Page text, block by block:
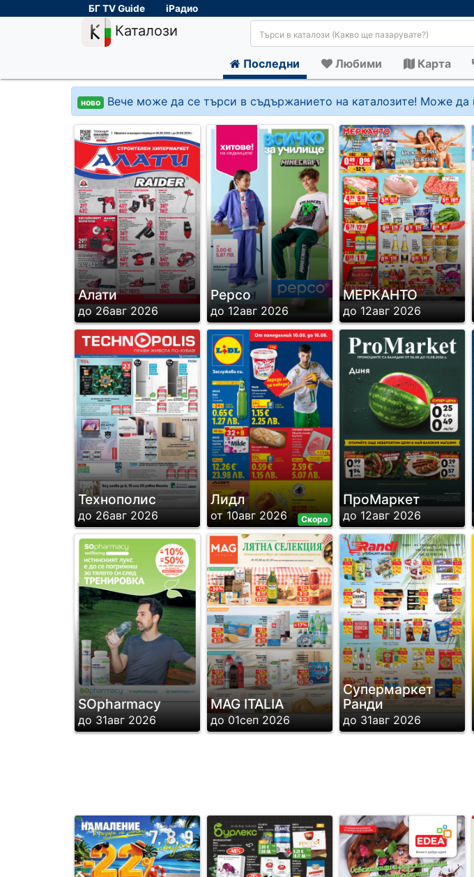
БГ TV Guide iРадио
Каталози
Последни Любими Карта
ново Вече може да се търси в съдържанието на каталозите! Може да
Алати
до 26авг 2026
Pepco
до 12авг 2026
МЕРКАНТО
до 12авг 2026
Технополис
до 26авг 2026 Скоро
Лидл
от 10авг 2026
ПроМаркет
до 12авг 2026
SОpharmacy
до 31авг 2026
MAG ITALIA
до 01сеп 2026
Супермаркет
Ранди
до 31авг 2026